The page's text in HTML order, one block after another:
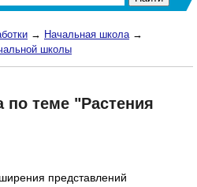
→ Начальная школа→
школы
по теме "Растения
представлений